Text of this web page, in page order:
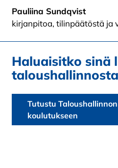
Pauliina Sundqvist
kirjanpitoa, tilinpäätöstä ja
Haluaisitko sinä
Tutustu
koulutukseen